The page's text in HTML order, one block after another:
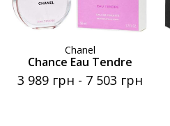
Chanel
Chance Eau Tendre
3 989 грн - 7 503 грн